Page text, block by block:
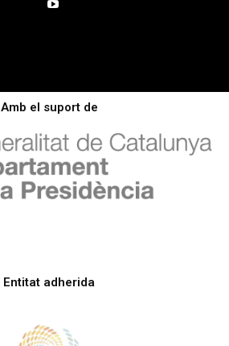
Amb el suport de
Entitat adherida